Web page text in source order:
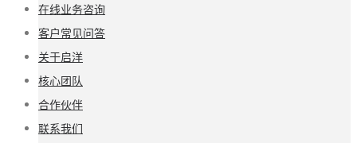
在线业务咨询
客户常见问答
关于启洋
核心团队
合作伙伴
联系我们